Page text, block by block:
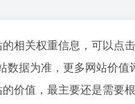
相关权重信息，可以点
据为准，更多网站价
价值，最主要还是需要